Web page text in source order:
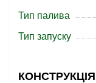
Тип палива
Тип запуску